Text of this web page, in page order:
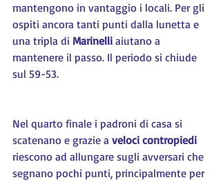
mantengono in vantaggio i locali. Per gli
ospiti ancora tanti punti dalla lunetta e
una tripla di Marinelli aiutano a
mantenere il passo. Il periodo si chiude
sul 59-53.
Nel quarto finale i padroni di casa si
scatenano e grazie a veloci contropiedi
riescono ad allungare sugli avversari che
segnano pochi punti, principalmente per